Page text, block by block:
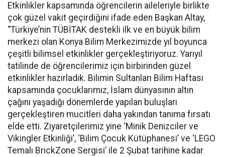
Etkinlikler kapsamında öğrencilerin aileleriyle birlikte
çok güzel vakit geçirdiğini ifade eden Başkan Altay,
“Türkiye’nin TÜBİTAK destekli ilk ve en büyük bilim
merkezi olan Konya Bilim Merkezimizde yıl boyunca
çeşitli bilimsel etkinlikler gerçekleştiriyoruz. Yarıyıl
tatilinde de öğrencilerimiz için birbirinden güzel
etkinlikler hazırladık. Bilimin Sultanları Bilim Haftası
kapsamında çocuklarımız, İslam dünyasının altın
çağını yaşadığı dönemlerde yapılan buluşları
gerçekleştiren mucitleri daha yakından tanıma fırsatı
elde etti. Ziyaretçilerimiz yine ‘Minik Denizciler ve
Vikingler Etkinliği’, ‘Bilim Çocuk Kütüphanesi’ ve ‘LEGO
Temalı BrickZone Sergisi’ ile 2 Şubat tarihine kadar